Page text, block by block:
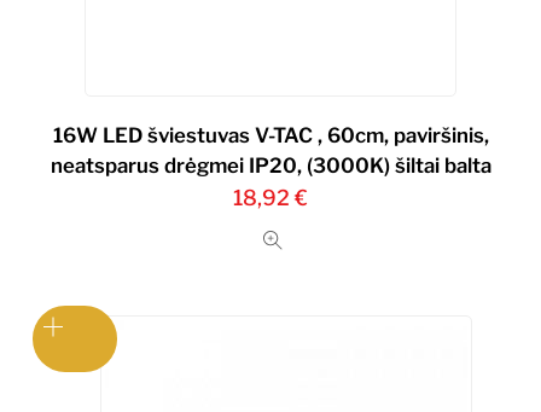
16W LED šviestuvas V-TAC , 60cm, paviršinis,
neatsparus drėgmei IP20, (3000K) šiltai balta
18,92 €